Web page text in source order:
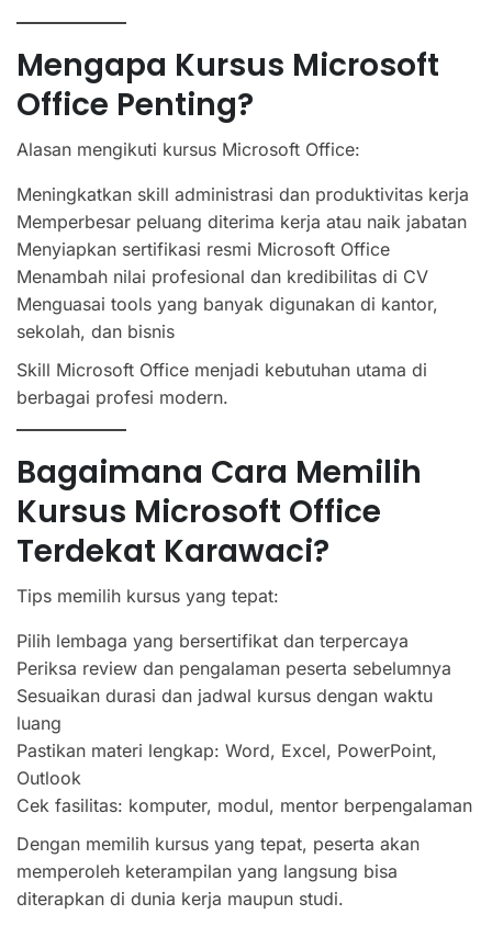
Mengapa Kursus Microsoft
Office Penting?
Alasan mengikuti kursus Microsoft Office:
Meningkatkan skill administrasi dan produktivitas kerja
Memperbesar peluang diterima kerja atau naik jabatan
Menyiapkan sertifikasi resmi Microsoft Office
Menambah nilai profesional dan kredibilitas di CV
Menguasai tools yang banyak digunakan di kantor,
sekolah, dan bisnis
Skill Microsoft Office menjadi kebutuhan utama di
berbagai profesi modern.
Bagaimana Cara Memilih
Kursus Microsoft Office
Terdekat Karawaci?
Tips memilih kursus yang tepat:
Pilih lembaga yang bersertifikat dan terpercaya
Periksa review dan pengalaman peserta sebelumnya
Sesuaikan durasi dan jadwal kursus dengan waktu
luang
Pastikan materi lengkap: Word, Excel, PowerPoint,
Outlook
Cek fasilitas: komputer, modul, mentor berpengalaman
Dengan memilih kursus yang tepat, peserta akan
memperoleh keterampilan yang langsung bisa
diterapkan di dunia kerja maupun studi.